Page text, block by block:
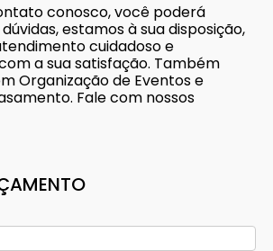
conosco, você poderá
estamos à sua disposição,
cuidadoso e
a sua satisfação. Também
Organização de Eventos e
Fale com nossos